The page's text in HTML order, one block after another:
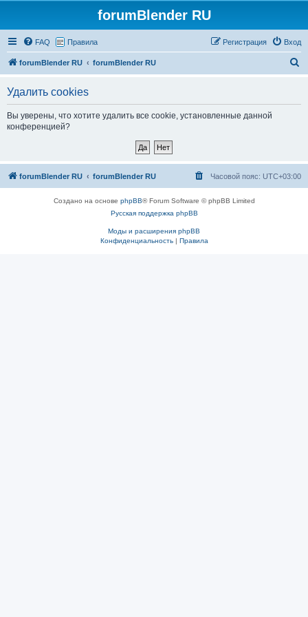
forumBlender RU
FAQ Правила Вход
Регистрация
forumBlender RU forumBlender RU
Удалить cookies
Вы уверены, что хотите удалить все cookie, установленные данной
конференцией?
forumBlender RU forumBlender RU Часовой пояс: UTC+03:00
Создано на основе phpBB® Forum Software © phpBB Limited
Русская поддержка phpBB
Моды и расширения phpBB
Конфиденциальность| Правила